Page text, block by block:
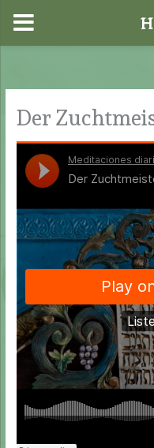
springen
Der